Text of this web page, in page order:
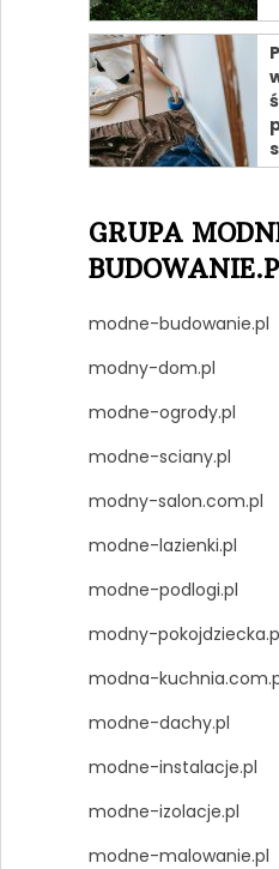
GRUPA
modne-budowanie.pl
modny-dom.pl
modne-ogrody.pl
modne-sciany.pl
modny-salon.com.pl
modne-lazienki.pl
modne-podlogi.pl
modny-
modna-
modne-dachy.pl
modne-instalacje.pl
modne-izolacje.pl
modne-malowanie.pl